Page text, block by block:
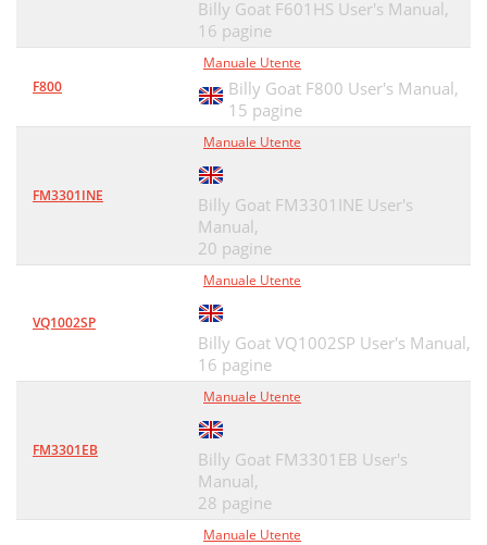
Billy Goat F601HS User's Manual,
16 pagine
F800
Manuale Utente
Billy Goat F800 User's Manual,
15 pagine
FM3301INE
Manuale Utente
Billy Goat FM3301INE User's
Manual,
20 pagine
VQ1002SP
Manuale Utente
Billy Goat VQ1002SP User's Manual,
16 pagine
FM3301EB
Manuale Utente
Billy Goat FM3301EB User's
Manual,
28 pagine
Manuale Utente